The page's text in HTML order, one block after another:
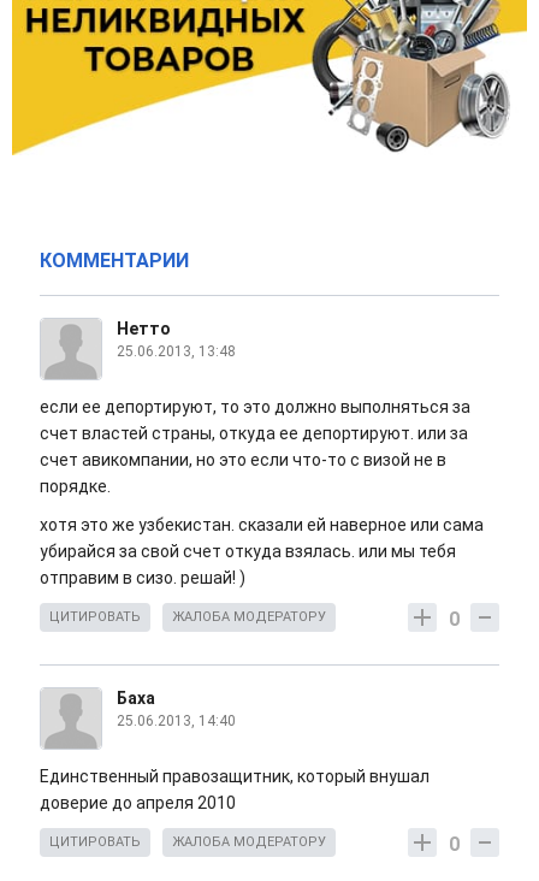
КОММЕНТАРИИ
Нетто
25.06.2013, 13:48
если ее депортируют, то это должно выполняться за
счет властей страны, откуда ее депортируют. или за
счет авикомпании, но это если что-то с визой не в
порядке.
хотя это же узбекистан. сказали ей наверное или сама
убирайся за свой счет откуда взялась. или мы тебя
отправим в сизо. решай! )
0
ЦИТИРОВАТЬ ЖАЛОБА МОДЕРАТОРУ
Баха
25.06.2013, 14:40
Единственный правозащитник, который внушал
доверие до апреля 2010
0
ЦИТИРОВАТЬ ЖАЛОБА МОДЕРАТОРУ